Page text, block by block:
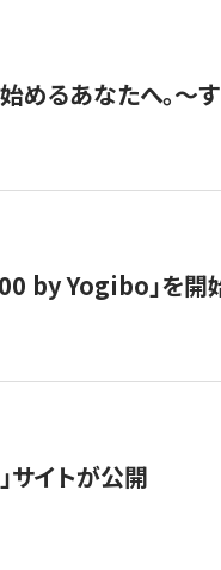
めるあなたへ。〜
by Yogibo」を開
サイトが公開